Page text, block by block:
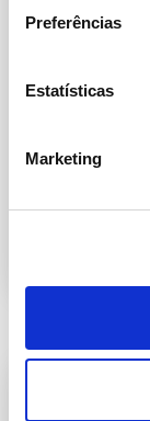
Preferências
Estatísticas
Marketing
também